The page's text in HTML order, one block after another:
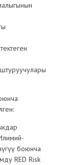
боюнча
RED Risk